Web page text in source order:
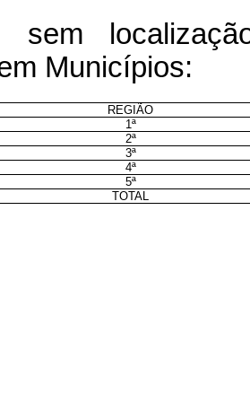
sem
Municípios:
REGIÃO
1ª
2ª
3ª
4ª
5ª
TOTAL